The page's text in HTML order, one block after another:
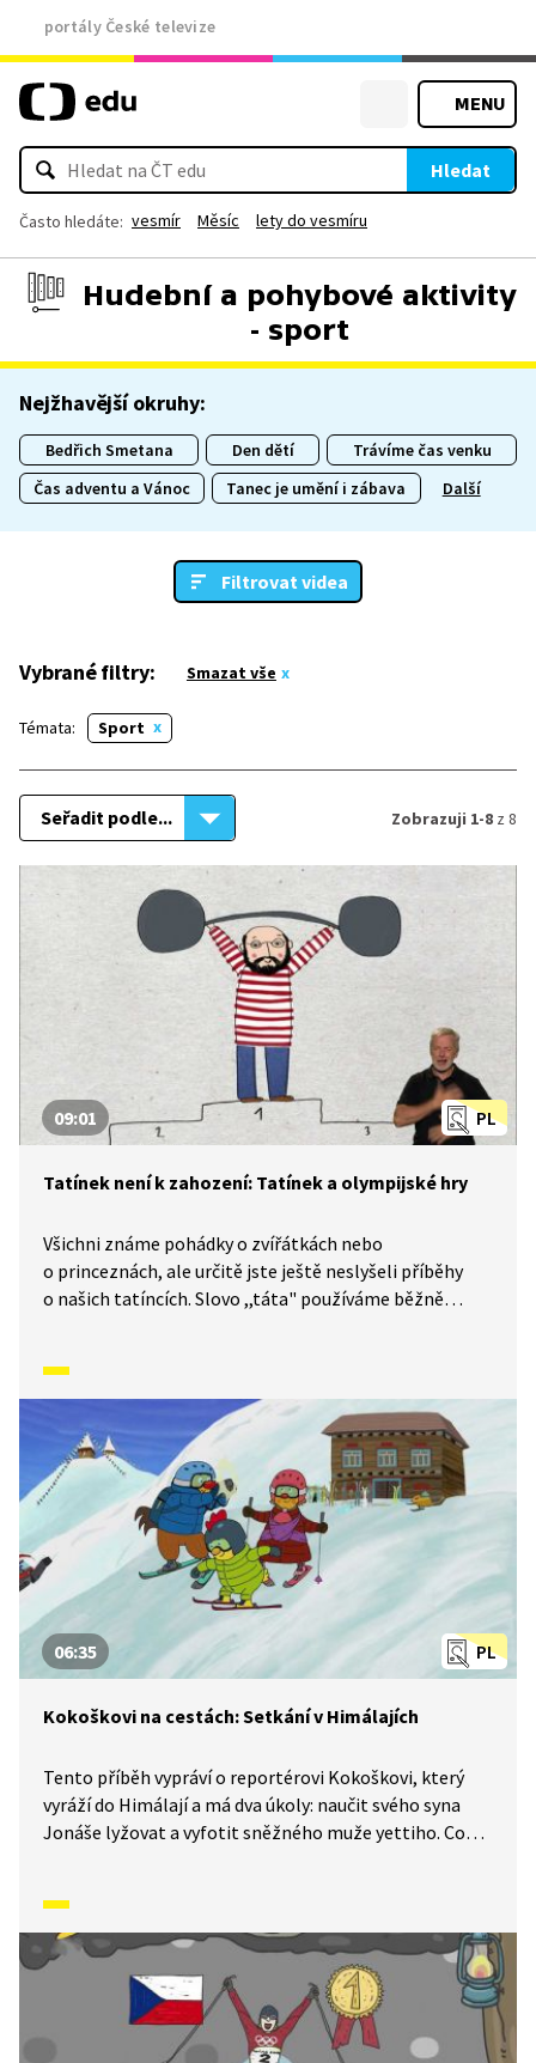
portály České televize
MENU
Hledat
Často hledáte: vesmír Měsíc lety do vesmíru
Hudební a pohybové aktivity
- sport
Nejžhavější okruhy:
Bedřich Smetana Den dětí
Trávíme čas venku
Čas adventu a Vánoc
Tanec je umění i zábava Další
Filtrovat videa
Vybrané filtry: Smazat vše
Témata: Sport
Seřadit podle... Zobrazuji 1-8 z 8
PL
09:01
Tatínek není k zahození: Tatínek a olympijské hry
Všichni známe pohádky o zvířátkách nebo
o princeznách, ale určitě jste ještě neslyšeli příběhy
o našich tatíncích. Slovo ,,táta" používáme běžně
situaci. Tento díl je simultánně tlumočen do znakové
PL
06:35
Kokoškovi na cestách: Setkání v Himálajích
Tento příběh vypráví o reportérovi Kokoškovi, který
vyráží do Himálají a má dva úkoly: naučit svého syna
Jonáše lyžovat a vyfotit sněžného muže yettiho. Co